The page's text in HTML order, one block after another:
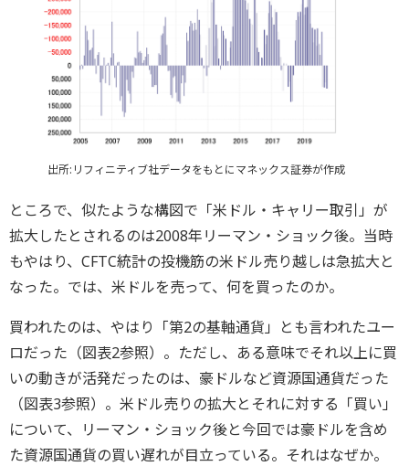
出所:リフィニティブ社データをもとにマネックス証券が作成
ところで、似たような構図で「米ドル・キャリー取引」が
拡大したとされるのは2008年リーマン・ショック後。当時
もやはり、CFTC統計の投機筋の米ドル売り越しは急拡大と
なった。では、米ドルを売って、何を買ったのか。
買われたのは、やはり「第2の基軸通貨」とも言われたユー
ロだった（図表2参照）。ただし、ある意味でそれ以上に買
いの動きが活発だったのは、豪ドルなど資源国通貨だった
（図表3参照）。米ドル売りの拡大とそれに対する「買い」
について、リーマン・ショック後と今回では豪ドルを含め
た資源国通貨の買い遅れが目立っている。それはなぜか。